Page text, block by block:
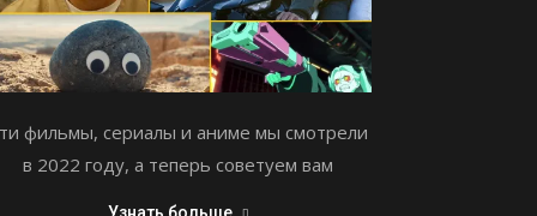
фильмы, сериалы и аниме мы смотрели
в 2022 году, а теперь советуем вам